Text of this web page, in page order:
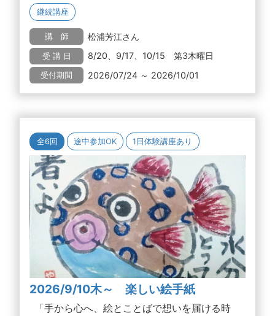
継続講座
講 師 松浦芳江さん
受 講 日 8/20、9/17、10/15 第3木曜日
受付期間 2026/07/24 ～ 2026/10/01
全6回 途中参加OK 1日体験講座あり
2026/9/10木～ 楽しい絵手紙
「手から心へ、絵とことばで想いを届ける時